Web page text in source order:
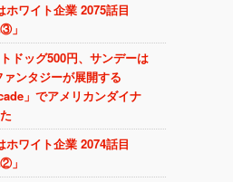
ホワイト企業 2075話目
」
ドッグ500円、サンデーは
ンタジーが展開する
」でアメリカンダイナ
ホワイト企業 2074話目
」